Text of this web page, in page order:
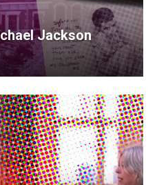
Jackson